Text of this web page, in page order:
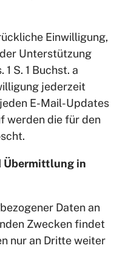
Einwilligung,
Unterstützung
S. 1 Buchst. a
jederzeit
E-Mail-Updates
werden die für den
Übermittlung in
Daten an
Zwecken findet
nur an Dritte weiter